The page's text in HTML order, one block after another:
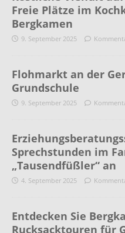
Freie Plätze im
Bergkamen
9. September 2025
Flohmarkt an der
Grundschule
9. September 2025
Sprechstunden im
„Tausendfüßler“ an
4. September 2025
Entdecken Sie
Rucksacktouren für